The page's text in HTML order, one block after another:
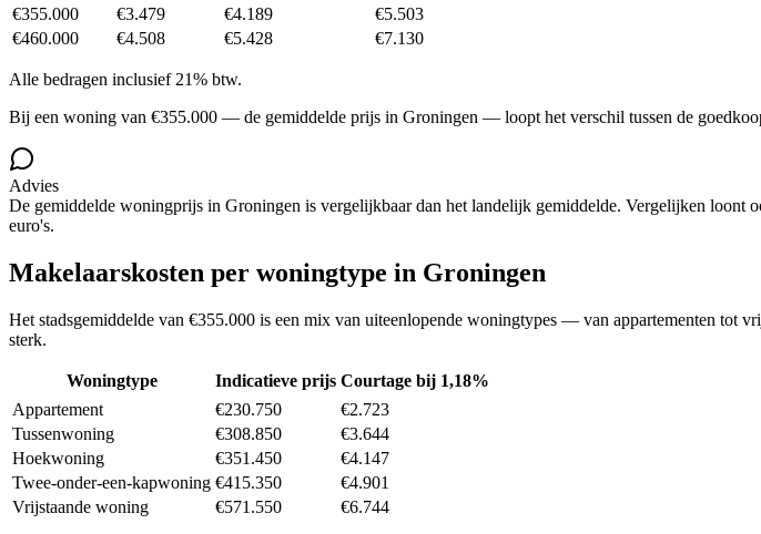
€355.000
€3.479 €4.189
€5.503
€460.000
€4.508 €5.428 €7.130
Alle bedragen inclusief 21% btw.
Bij een woning van €355.000 — de gemiddelde prijs in Groningen — loopt het verschil tussen de
Advies
De gemiddelde woningprijs in Groningen is vergelijkbaardan het landelijk gemiddelde. Vergelijken loont
euro's.
Makelaarskosten per woningtype in Groningen
Het stadsgemiddelde van €355.000 is een mix van uiteenlopende woningtypes — van appartementen tot
sterk.
Woningtype Indicatieve prijs Courtage bij 1,18%
Appartement
€230.750
€2.723
Tussenwoning
€308.850
€3.644
Hoekwoning
€351.450
€4.147
Twee-onder-een-kapwoning €415.350
€4.901
Vrijstaande woning
€571.550 €6.744